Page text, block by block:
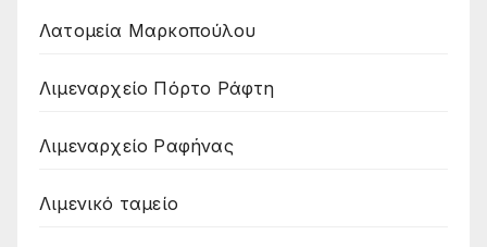
Λατομεία Μαρκοπούλου
Λιμεναρχείο Πόρτο Ράφτη
Λιμεναρχείο Ραφήνας
Λιμενικό ταμείο